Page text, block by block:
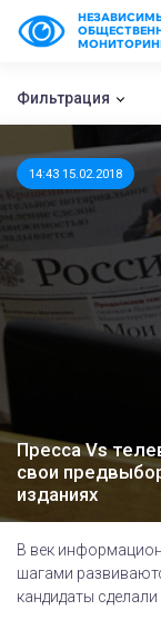
Фильтрация
14:43 15.02.2018
Пресса Vs
свои
изданиях
В век
шагами
кандидаты